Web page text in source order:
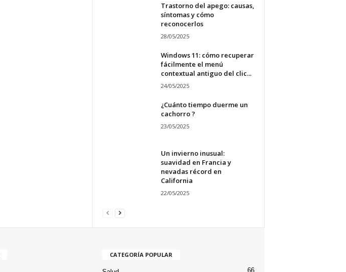
Trastorno del apego: causas,
síntomas y cómo
reconocerlos
28/05/2025
Windows 11: cómo recuperar
fácilmente el menú
contextual antiguo del clic...
24/05/2025
¿Cuánto tiempo duerme un
cachorro ?
23/05/2025
Un invierno inusual:
suavidad en Francia y
nevadas récord en
California
22/05/2025
CATEGORÍA POPULAR
66